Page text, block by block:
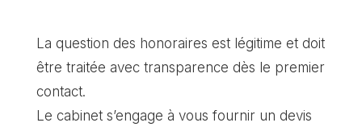
La question des honoraires est légitime et doit
être traitée avec transparence dès le premier
contact.
Le cabinet s’engage à vous fournir un devis